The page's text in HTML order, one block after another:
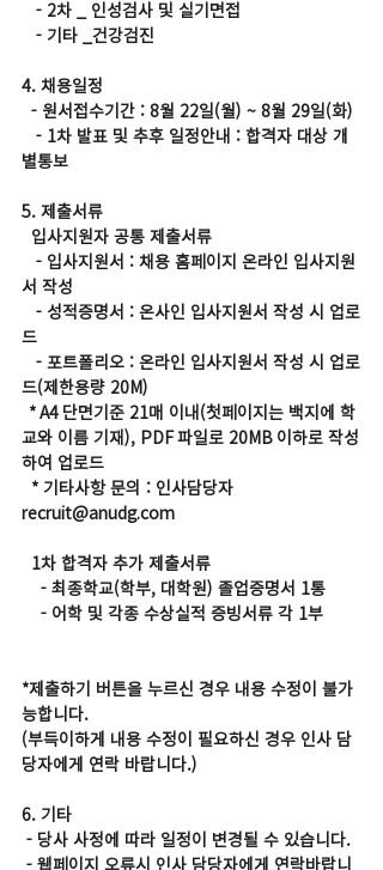
   - 2차 _ 인성검사 및 실기면접
   - 기타 _건강검진
4. 채용일정
  - 원서접수기간 : 8월 22일(월) ~ 8월 29일(화)
별통보
5. 제출서류
  입사지원자 공통 제출서류
서 작성
드
드(제한용량 20M)
교와 이름 기재), PDF 파일로 20MB 이하로 작성
하여 업로드
recruit@anudg.com
  1차 합격자 추가 제출서류
    - 최종학교(학부, 대학원) 졸업증명서 1통
    - 어학 및 각종 수상실적 증빙서류 각 1부
*제출하기 버튼을 누르신 경우 내용 수정이 불가
능합니다.
(부득이하게 내용 수정이 필요하신 경우 인사 담
당자에게 연락 바랍니다.)
6. 기타
- 당사 사정에 따라 일정이 변경될 수 있습니다.